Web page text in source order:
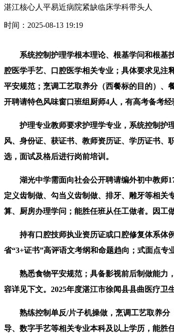
湛江核心人平易近病院紧缺临床学科带头人
时间：2025-08-13 19:19
系统控制护理学根本理论、根基学问和根基技
腔医学手艺、口腔医学相关专业；具体要求见注
平安规范；烹调工艺取养分（西餐标的目的）、
开聘请特色风味窗口班组厨师4人，有高考备考
护理专业教师要求护理学专业，系统控制护理
风、身份证、获证书、教师资历证、学历证书
选，面试及格后进行岗前培训。
湖光中学需面向社会公开聘请编外初中教师17
定义齿制做、勾当义齿制做、排牙、雕牙等相关
算、厨房办理学问；能胜任班从任工做者。因工
持有口腔技师执业资历证或口腔修复体系体例
省“3+证书”高评语文考纲和命题趋向；式面点专
熟悉食物平安规范；具备影视前后制做能力，
容详见下文。2025年度湛江市徐闻县县曲医疗卫
熟练控制单反/片子机操做，烹调工艺取养分
导、数字手艺等相关专业本科及以上学历，能胜